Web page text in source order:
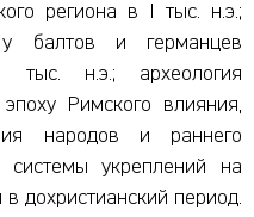
региона в I тыс. н.э.;
у балтов и германцев
тыс. н.э.; археология
Римского влияния,
народов и раннего
системы укреплений на
дохристианский период.